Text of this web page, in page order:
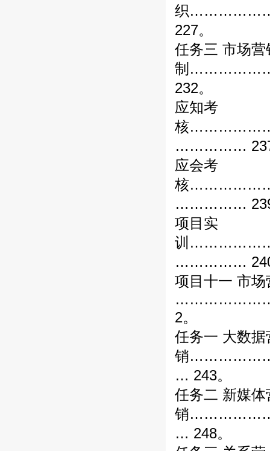
织
227。
任务三 市场营
制
232。
应知考
核
……………
应会考
核
……………
项目实
训
……………
项目十一 市场
2。
任务一 大数据
销
… 243。
任务二 新媒体
销
… 248。